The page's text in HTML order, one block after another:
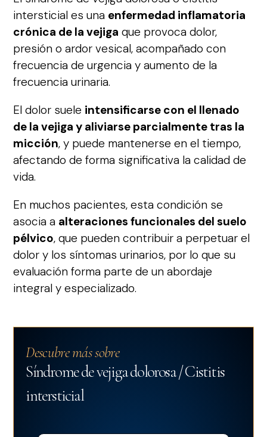
intersticial es una enfermedad inflamatoria
crónica de la vejiga que provoca dolor,
presión o ardor vesical, acompañado con
frecuencia de urgencia y aumento de la
frecuencia urinaria.
El dolor suele intensificarse con el llenado
de la vejiga y aliviarse parcialmente tras la
micción, y puede mantenerse en el tiempo,
afectando de forma significativa la calidad de
vida.
En muchos pacientes, esta condición se
asocia a alteraciones funcionales del suelo
pélvico, que pueden contribuir a perpetuar el
dolor y los síntomas urinarios, por lo que su
evaluación forma parte de un abordaje
integral y especializado.
Descubre más sobre
Síndrome de vejiga dolorosa / Cistitis
intersticial